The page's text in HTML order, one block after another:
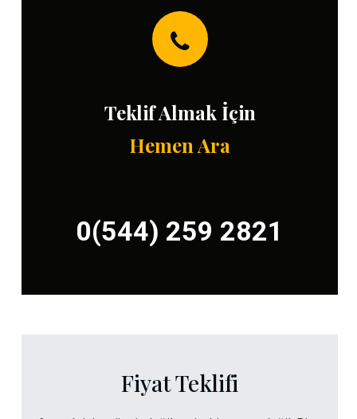
Teklif Almak İçin
Hemen Ara
0(544) 259 2821
Fiyat Teklifi